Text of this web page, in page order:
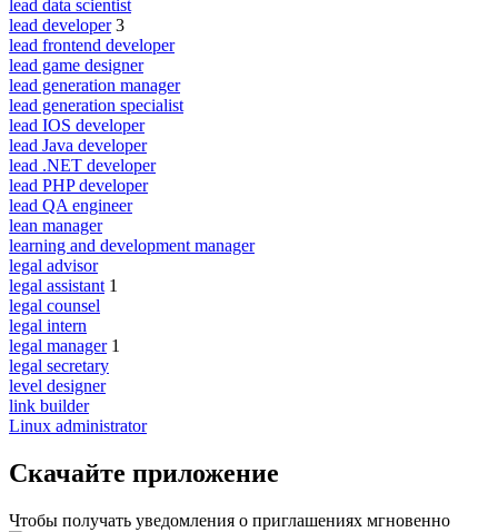
lead data scientist
lead developer 3
lead frontend developer
lead game designer
lead generation manager
lead generation specialist
lead IOS developer
lead Java developer
lead .NET developer
lead PHP developer
lead QA engineer
lean manager
learning and development manager
legal advisor
legal assistant 1
legal counsel
legal intern
legal manager 1
legal secretary
level designer
link builder
Linux administrator
Скачайте приложение
Чтобы получать уведомления о приглашениях мгновенно